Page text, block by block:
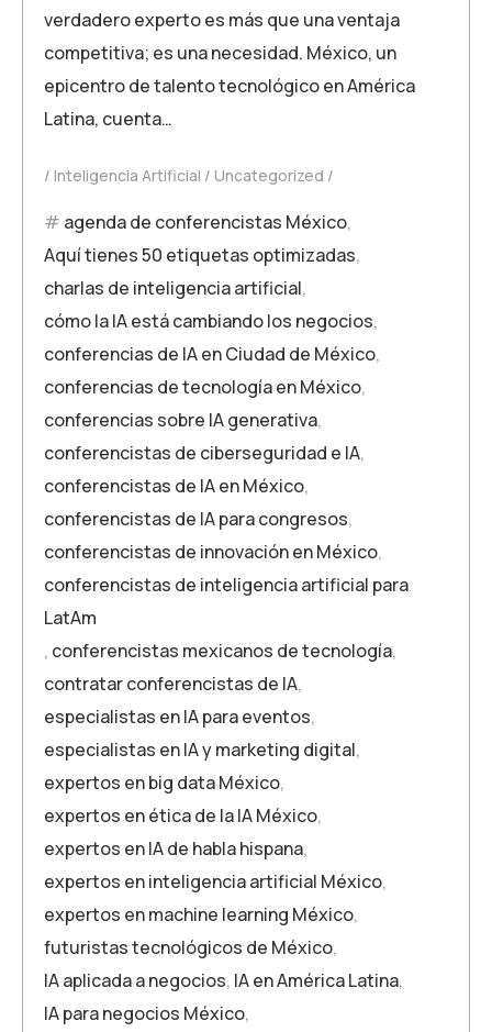
verdadero experto es más que una ventaja
competitiva; es una necesidad. México, un
epicentro de talento tecnológico en América
Latina, cuenta…
Inteligencia Artificial Uncategorized
agenda de conferencistas México,
Aquí tienes 50 etiquetas optimizadas,
charlas de inteligencia artificial,
cómo la IA está cambiando los negocios,
conferencias de IA en Ciudad de México,
conferencias de tecnología en México,
conferencias sobre IA generativa,
conferencistas de ciberseguridad e IA,
conferencistas de IA en México,
conferencistas de IA para congresos,
conferencistas de innovación en México,
conferencistas de inteligencia artificial para
LatAm
, conferencistas mexicanos de tecnología,
contratar conferencistas de IA,
especialistas en IA para eventos,
especialistas en IA y marketing digital,
expertos en big data México,
expertos en ética de la IA México,
expertos en IA de habla hispana,
expertos en inteligencia artificial México,
expertos en machine learning México,
futuristas tecnológicos de México,
IA aplicada a negocios, IA en América Latina,
IA para negocios México,